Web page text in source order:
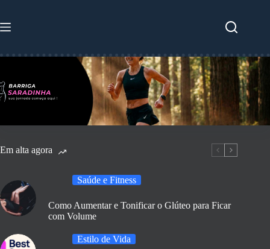
o
Em alta agora
Saúde e Fitness
Como Aumentar e Tonificar o Glúteo para Ficar
com Volume
Estilo de Vida